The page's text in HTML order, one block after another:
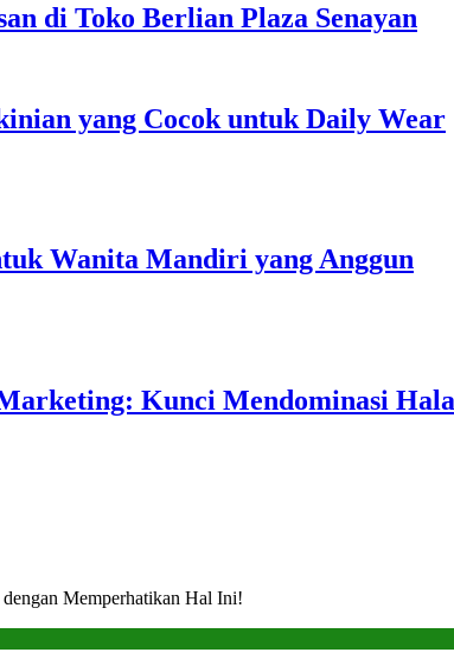
di Toko Berlian Plaza Senayan
yang Cocok untuk Daily Wear
Wanita Mandiri yang Anggun
Kunci Mendominasi
Memperhatikan Hal Ini!